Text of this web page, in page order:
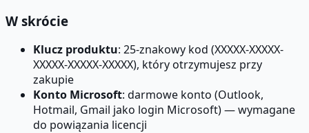
W skrócie
Klucz produktu: 25-znakowy kod (XXXXX-XXXXX-
XXXXX-XXXXX-XXXXX), który otrzymujesz przy
zakupie
Konto Microsoft: darmowe konto (Outlook,
Hotmail, Gmail jako login Microsoft) — wymagane
do powiązania licencji